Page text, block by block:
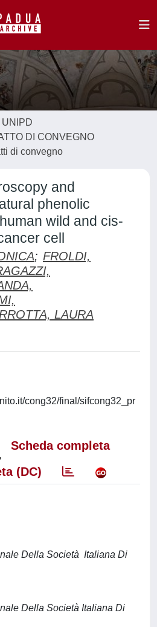
DI CONVEGNO
di convegno
and
phenolic
wild and cis-
cell
; FROLDI,
LAURA
cong32/final/sifcong32_pr
Scheda completa
(DC)
Della Società Italiana Di
Della Società Italiana Di